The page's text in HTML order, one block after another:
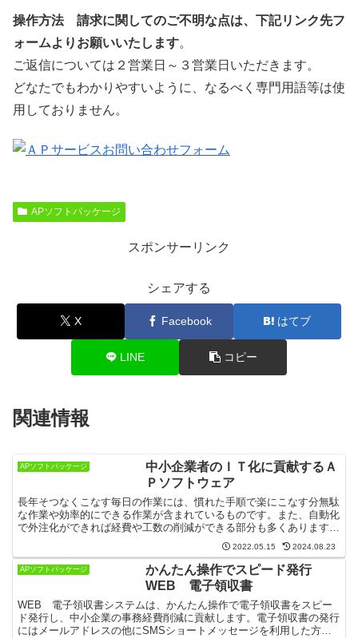
操作方法 請求に関してのご不明な点は、下記リンク先フ
ォームよりお願いいたします。
ご返信については２営業日～３営業日いただきます。
どなたでもわかりやすいように、なるべく専門用語等は使
用しておりません。
APソフトパッケージ
スポンサーリンク
シェアする
X Facebook はてブ
LINE コピー
関連情報
APソフトパッケージ
中小企業者のＩＴ化に貢献するＡ
Ｐソフトウェア
長年そつなくこなす毎日の作業には、慣れた手順で楽にこなす分無駄
な作業や効率的にできる作業が含まれているものです。また、自動化
で外注化ができれば経費や工数の削減ができる部分も多くあります。
複雑で工数がかかりそうなＩＴ化も、一歩づつ進めることで...
2022.05.15 2024.08.23
APソフトパッケージ
かんたん操作でスピード発行
WEB 電子領収書
WEB 電子領収書システムは、かんたん操作で電子領収書をスピー
ド発行し、中小企業の事務経費削減に貢献します。電子領収書の発行
にはメールアドレスの他にSMSショートメッセージを利用した方法